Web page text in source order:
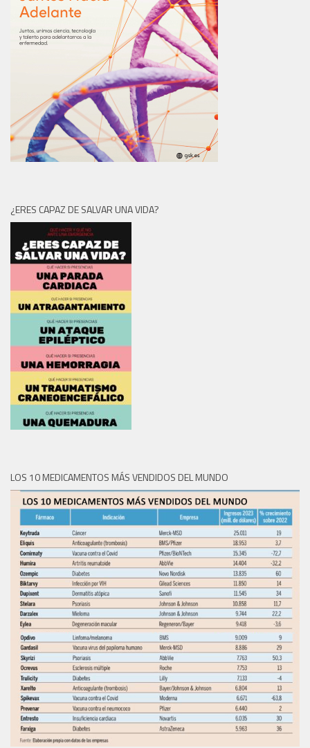
¿ERES CAPAZ DE SALVAR UNA VIDA?
LOS 10 MEDICAMENTOS MÁS VENDIDOS DEL MUNDO